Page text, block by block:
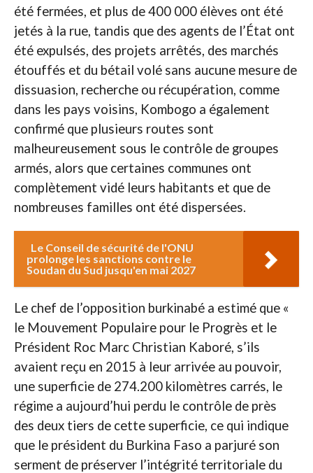
été fermées, et plus de 400 000 élèves ont été
jetés à la rue, tandis que des agents de l’État ont
été expulsés, des projets arrêtés, des marchés
étouffés et du bétail volé sans aucune mesure de
dissuasion, recherche ou récupération, comme
dans les pays voisins, Kombogo a également
confirmé que plusieurs routes sont
malheureusement sous le contrôle de groupes
armés, alors que certaines communes ont
complètement vidé leurs habitants et que de
nombreuses familles ont été dispersées.
Le Conseil de sécurité de l'ONU
prolonge les sanctions contre le
Soudan du Sud jusqu'en mai 2027
Le chef de l’opposition burkinabé a estimé que «
le Mouvement Populaire pour le Progrès et le
Président Roc Marc Christian Kaboré, s’ils
avaient reçu en 2015 à leur arrivée au pouvoir,
une superficie de 274.200 kilomètres carrés, le
régime a aujourd’hui perdu le contrôle de près
des deux tiers de cette superficie, ce qui indique
que le président du Burkina Faso a parjuré son
serment de préserver l’intégrité territoriale du